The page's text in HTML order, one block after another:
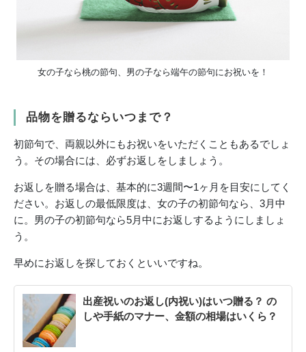
女の子なら桃の節句、男の子なら端午の節句にお祝いを！
品物を贈るならいつまで？
初節句で、両親以外にもお祝いをいただくこともあるでしょ
う。その場合には、必ずお返しをしましょう。
お返しを贈る場合は、基本的に3週間〜1ヶ月を目安にしてく
ださい。お返しの最低限度は、女の子の初節句なら、3月中
に。男の子の初節句なら5月中にお返しするようにしましょ
う。
早めにお返しを探しておくといいですね。
出産祝いのお返し(内祝い)はいつ贈る？ の
しや手紙のマナー、金額の相場はいくら？